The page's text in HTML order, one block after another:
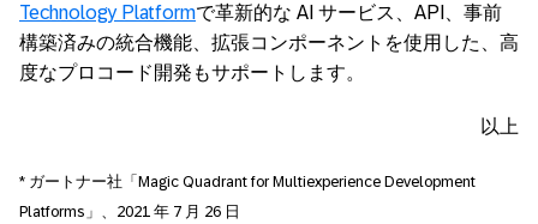
Technology Platformで革新的な AI サービス、API、事前
構築済みの統合機能、拡張コンポーネントを使用した、高
度なプロコード開発もサポートします。
以上
* ガートナー社「Magic Quadrant for Multiexperience Development
Platforms」、2021 年 7 月 26 日